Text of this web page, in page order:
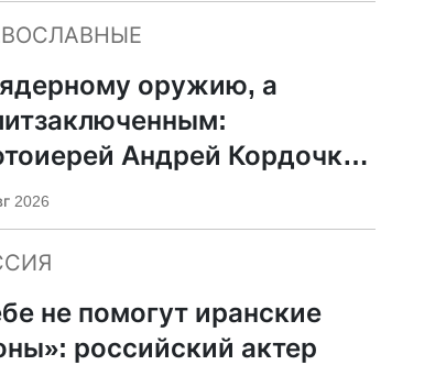
оружию, а
Андрей Кордочкин
иное
для
Саровского
2026
не помогут иранские
российский актер